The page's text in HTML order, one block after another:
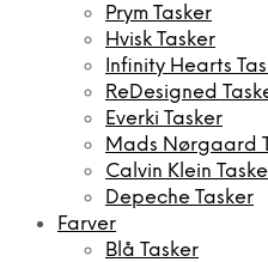
Prym Tasker
Hvisk Tasker
Infinity Hearts
ReDesigned
Everki Tasker
Mads Nørgaard
Calvin Klein
Depeche Tasker
Farver
Blå Tasker